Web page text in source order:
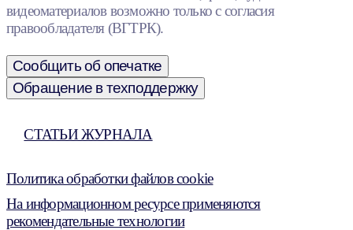
видеоматериалов возможно только с согласия
правообладателя (ВГТРК).
Сообщить об опечатке
Обращение в техподдержку
СТАТЬИ ЖУРНАЛА
Политика обработки файлов cookie
На информационном ресурсе применяются
рекомендательные технологии